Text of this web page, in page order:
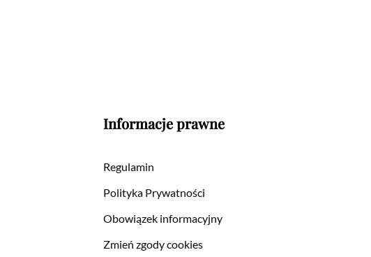
Informacje prawne
Regulamin
Polityka Prywatności
Obowiązek informacyjny
Zmień zgody cookies